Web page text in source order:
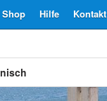
Kontakt
Hilfe
Shop